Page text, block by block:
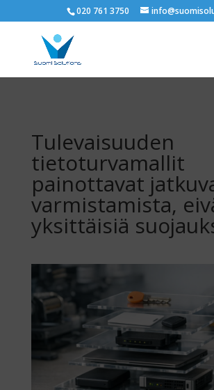
020 761 3750
Tulevaisuuden
tietoturvamallit
painottavat
varmistamista,
yksittäisiä